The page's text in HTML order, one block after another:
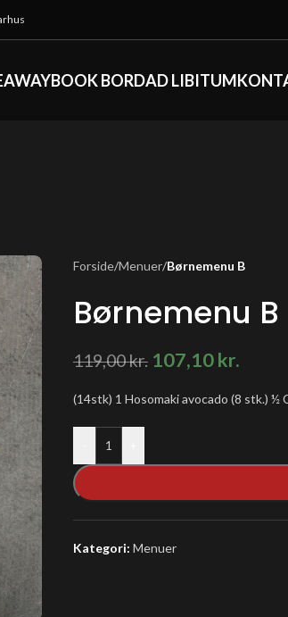
BOOK BORDAD LIBITUM
Forside/Menuer/Børnemenu B
Børnemenu B
119,00kr. 107,10kr.
(14stk) 1 Hosomaki avocado (8 stk.) ½
Kategori: Menuer